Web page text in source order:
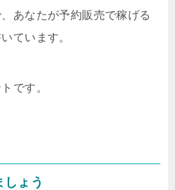
あなたが予約販売で稼げる
ています。
です。
ょう